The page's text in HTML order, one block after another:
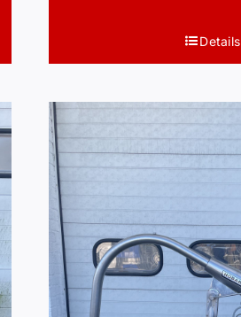
Details